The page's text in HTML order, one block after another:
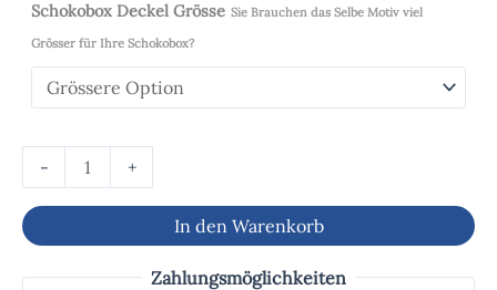
Schokobox Deckel Grösse Sie Brauchen das Selbe Motiv viel
Grösser für Ihre Schokobox?
- +
In den Warenkorb
Zahlungsmöglichkeiten